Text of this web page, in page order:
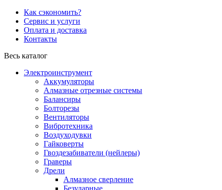
Как сэкономить?
Сервис и услуги
Оплата и доставка
Контакты
Весь каталог
Электроинструмент
Аккумуляторы
Алмазные отрезные системы
Балансиры
Болторезы
Вентиляторы
Вибротехника
Воздуходувки
Гайковерты
Гвоздезабиватели (нейлеры)
Граверы
Дрели
Алмазное сверление
Безударные